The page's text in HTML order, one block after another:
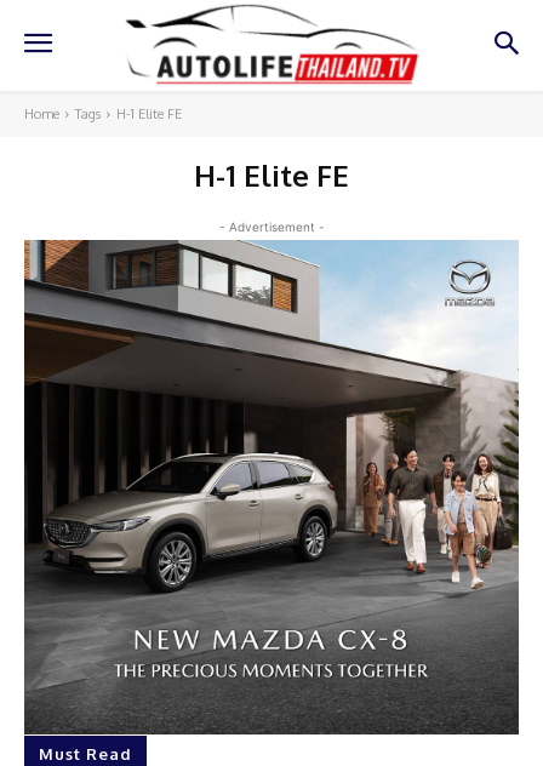
Home Tags H-1 Elite FE
H-1 Elite FE
- Advertisement -
Must Read